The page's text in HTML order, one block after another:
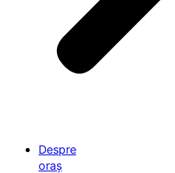
Despre
oraș